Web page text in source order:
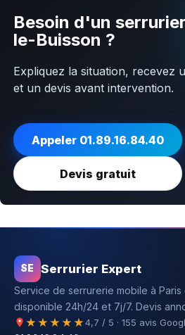
Besoin d'un
le-Buisson ?
Expliquez la situation, recevez
et un devis avant intervention.
Appeler 01.89.16.84.40
Devis gratuit
SE Serrurier Expert
Service de serrurerie mobile à
disponible 24h/24 et 7j/7. Devis
★★★★★4,7 / 5 · 155 avis